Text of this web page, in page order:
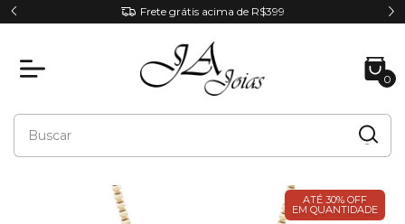
Frete grátis acima de R$399
0
ATÉ 30% OFF
EM QUANTIDADE